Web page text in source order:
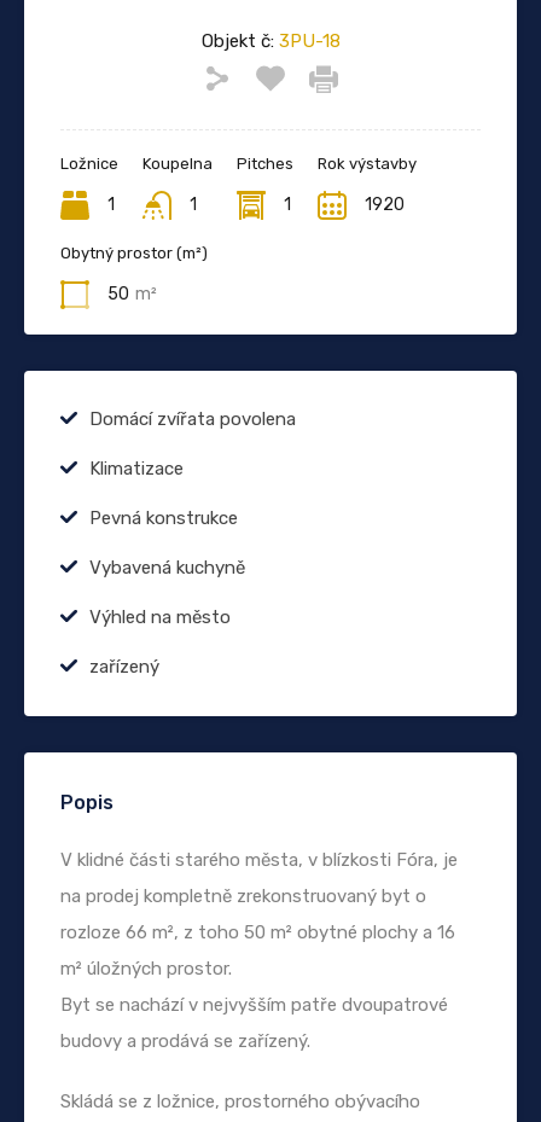
Objekt č:3PU-18
Ložnice
1
Koupelna
1
Pitches
1
Rok výstavby
1920
Obytný prostor (m²)
50 m²
Domácí zvířata povolena
Klimatizace
Pevná konstrukce
Vybavená kuchyně
Výhled na město
zařízený
Popis
V klidné části starého města, v blízkosti Fóra, je
na prodej kompletně zrekonstruovaný byt o
rozloze 66 m², z toho 50 m² obytné plochy a 16
m² úložných prostor.
Byt se nachází v nejvyšším patře dvoupatrové
budovy a prodává se zařízený.
Skládá se z ložnice, prostorného obývacího